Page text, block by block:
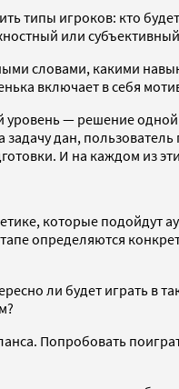
игроков: кто
или
словами, какими
включает в себя
— решение одной
дан,
И на каждом из
которые
определяются
ли будет играть
Попробовать